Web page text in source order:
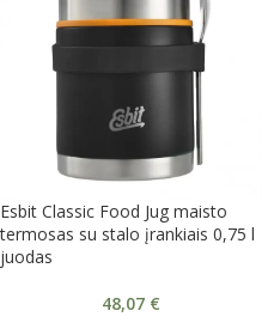
Esbit Classic Food Jug maisto
termosas su stalo įrankiais 0,75 l
juodas
48,07 €